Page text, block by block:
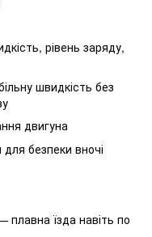
рівень заряду,
швидкість без
двигуна
безпеки вночі
плавна їзда навіть по